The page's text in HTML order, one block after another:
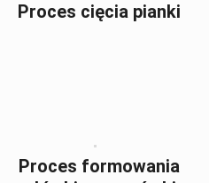
Proces cięcia pianki
Proces formowania